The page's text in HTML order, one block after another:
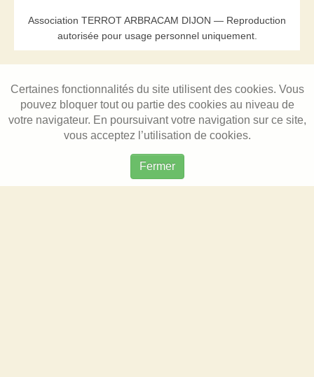
Association TERROT ARBRACAM DIJON — Reproduction
autorisée pour usage personnel uniquement.
Certaines fonctionnalités du site utilisent des cookies. Vous
pouvez bloquer tout ou partie des cookies au niveau de
votre navigateur. En poursuivant votre navigation sur ce site,
vous acceptez l’utilisation de cookies.
Fermer